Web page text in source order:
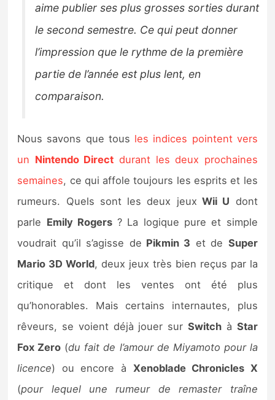
aime publier ses plus grosses sorties durant
le second semestre. Ce qui peut donner
l’impression que le rythme de la première
partie de l’année est plus lent, en
comparaison.
Nous savons que tous les indices pointent vers
un Nintendo Direct durant les deux prochaines
semaines, ce qui affole toujours les esprits et les
rumeurs. Quels sont les deux jeux Wii U dont
parle Emily Rogers? La logique pure et simple
voudrait qu’il s’agisse de Pikmin 3 et de Super
Mario 3D World, deux jeux très bien reçus par la
critique et dont les ventes ont été plus
qu’honorables. Mais certains internautes, plus
rêveurs, se voient déjà jouer surSwitch à Star
Fox Zero (du fait de l’amour de Miyamoto pour la
licence) ou encore à Xenoblade Chronicles X
(pour lequel une rumeur de remaster traîne